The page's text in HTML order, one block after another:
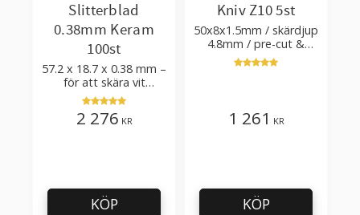
Slitterblad
0.38mm Keram
100st
57.2 x 18.7 x 0.38 mm –
för att skära vit
plastfilm med tillsatser
2 276 KR
KÖP
Kniv Z10 5st
50x8x1.5mm / skärdjup
4.8mm / pre-cut &
post-cut 0.84xTm /
skärvinkel 50°
1 261 KR
KÖP